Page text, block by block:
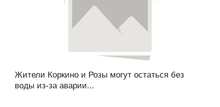
Жители Коркино и Розы могут остаться без
воды из-за аварии...